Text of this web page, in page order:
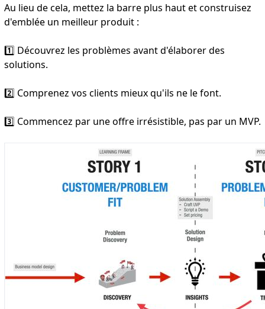
Au lieu de cela, mettez la barre plus haut et construisez
d'emblée un meilleur produit :
1️⃣ Découvrez les problèmes avant d'élaborer des
solutions.
2️⃣ Comprenez vos clients mieux qu'ils ne le font.
3️⃣ Commencez par une offre irrésistible, pas par un MVP.